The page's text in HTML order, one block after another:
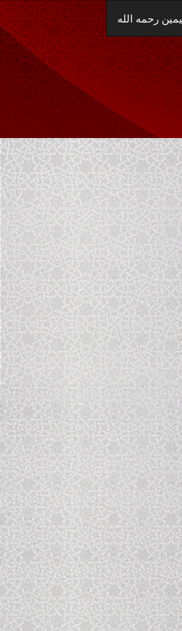
العودة
إلى
تفاصيل
المؤلَّف
رحمه الله